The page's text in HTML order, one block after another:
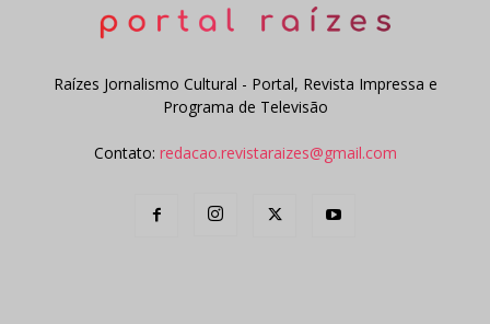
Raízes Jornalismo Cultural - Portal, Revista Impressa e
Programa de Televisão
Contato: redacao.revistaraizes@gmail.com